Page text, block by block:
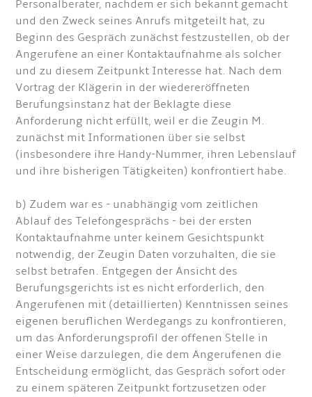
Personalberater, nachdem er sich bekannt gemacht
und den Zweck seines Anrufs mitgeteilt hat, zu
Beginn des Gespräch zunächst festzustellen, ob der
Angerufene an einer Kontaktaufnahme als solcher
und zu diesem Zeitpunkt Interesse hat. Nach dem
Vortrag der Klägerin in der wiedereröffneten
Berufungsinstanz hat der Beklagte diese
Anforderung nicht erfüllt, weil er die Zeugin M.
zunächst mit Informationen über sie selbst
(insbesondere ihre Handy-Nummer, ihren Lebenslauf
und ihre bisherigen Tätigkeiten) konfrontiert habe.
b) Zudem war es - unabhängig vom zeitlichen
Ablauf des Telefongesprächs - bei der ersten
Kontaktaufnahme unter keinem Gesichtspunkt
notwendig, der Zeugin Daten vorzuhalten, die sie
selbst betrafen. Entgegen der Ansicht des
Berufungsgerichts ist es nicht erforderlich, den
Angerufenen mit (detaillierten) Kenntnissen seines
eigenen beruflichen Werdegangs zu konfrontieren,
um das Anforderungsprofil der offenen Stelle in
einer Weise darzulegen, die dem Angerufenen die
Entscheidung ermöglicht, das Gespräch sofort oder
zu einem späteren Zeitpunkt fortzusetzen oder